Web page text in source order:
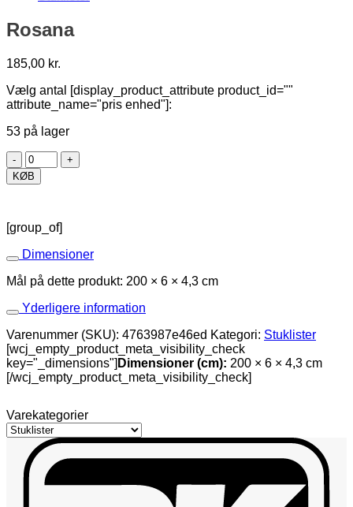
Rosana
185,00 kr.
Vælg antal [display_product_attribute product_id=""
attribute_name="pris enhed"]:
53 på lager
Rosana
antal
KØB
[group_of]
Dimensioner
Mål på dette produkt: 200 × 6 × 4,3 cm
Yderligere information
Varenummer (SKU): 4763987e46ed Kategori: Stuklister
[wcj_empty_product_meta_visibility_check
key="_dimensions"] Dimensioner (cm): 200 × 6 × 4,3 cm
[/wcj_empty_product_meta_visibility_check]
Varekategorier